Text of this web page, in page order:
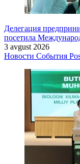
Делегация
посетила
3 avgust 2026
Новости События